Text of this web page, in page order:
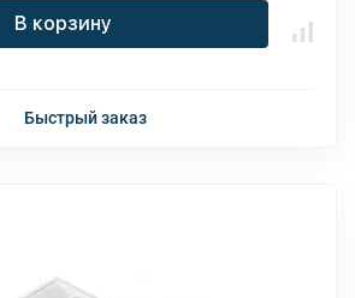
В корзину
Быстрый заказ